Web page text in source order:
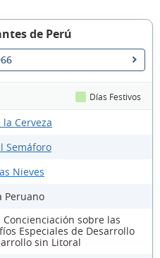
de Perú
Días Festivos
Cerveza
Semáforo
Nieves
Peruano
sobre las
Especiales de Desarrollo
sin Litoral